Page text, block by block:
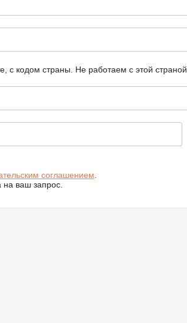
с кодом страны. Не работаем с этой страной
соглашением
ваш запрос.